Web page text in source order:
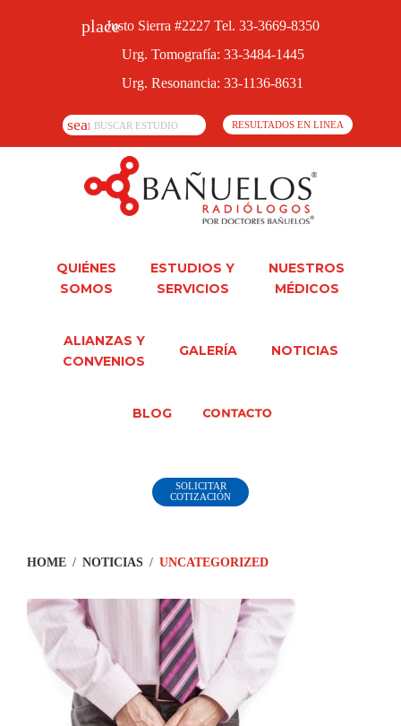
placeJusto Sierra #2227 Tel. 33-3669-8350
Urg. Tomografía: 33-3484-1445
Urg. Resonancia: 33-1136-8631
search RESULTADOS EN LINEA
QUIÉNES
SOMOS
ESTUDIOS Y
SERVICIOS
NUESTROS
MÉDICOS
ALIANZAS Y
CONVENIOS
GALERÍA NOTICIAS
BLOG
SOLICITAR
COTIZACIÓN
HOME / NOTICIAS / UNCATEGORIZED
Categoría:
Uncategorized